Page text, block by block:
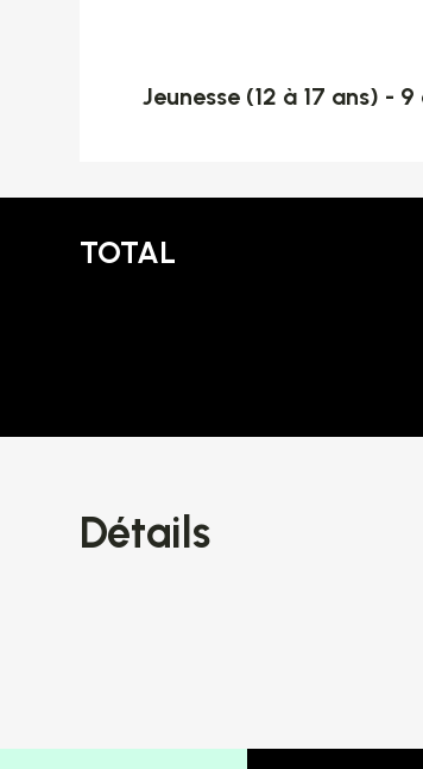
Jeunesse (12 à 17 ans) -
TOTAL
Détails